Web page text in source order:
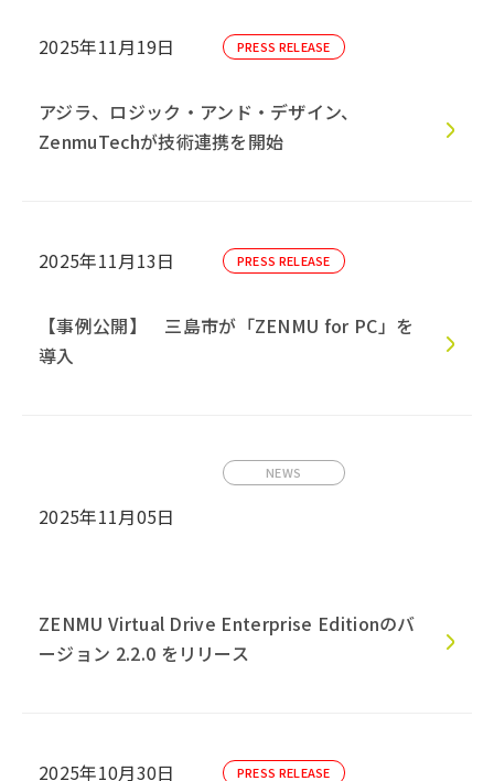
2025年11月19日 PRESS RELEASE
アジラ、ロジック・アンド・デザイン、
ZenmuTechが技術連携を開始
2025年11月13日 PRESS RELEASE
【事例公開】 三島市が「ZENMU for PC」を
導入
2025年11月05日
NEWS
ZENMU Virtual Drive Enterprise Editionのバ
ージョン 2.2.0 をリリース
2025年10月30日 PRESS RELEASE